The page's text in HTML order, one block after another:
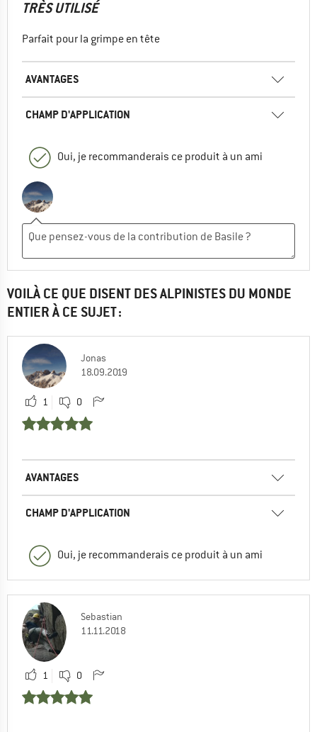
TRÈS UTILISÉ
Parfait pour la grimpe en tête
AVANTAGES
CHAMP D'APPLICATION
Oui, je recommanderais ce produit à un ami
VOILÀ CE QUE DISENT DES ALPINISTES DU MONDE
ENTIER À CE SUJET :
Jonas
18.09.2019
1 0
AVANTAGES
CHAMP D'APPLICATION
Oui, je recommanderais ce produit à un ami
Sebastian
11.11.2018
1 0